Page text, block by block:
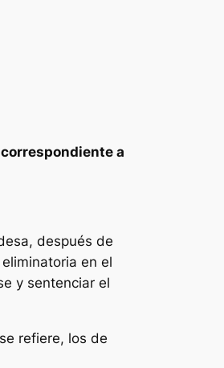
a
después de
en el
y sentenciar el
refiere, los de